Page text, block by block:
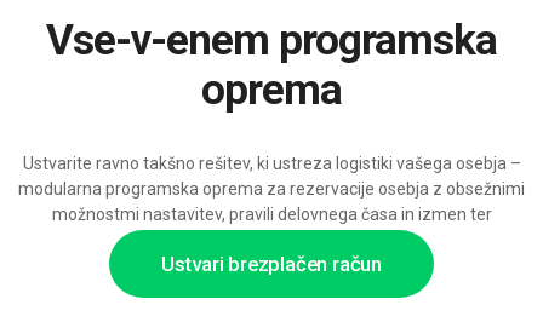
Ustvari brezplačen račun
Vse-v-enem programska
oprema
Ustvarite ravno takšno rešitev, ki ustreza logistiki vašega osebja –
modularna programska oprema za rezervacije osebja z obsežnimi
možnostmi nastavitev, pravili delovnega časa in izmen ter